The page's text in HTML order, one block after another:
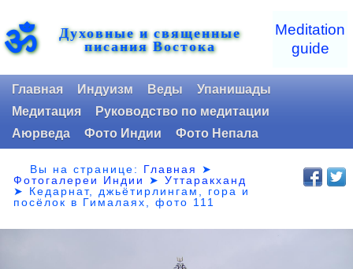
ॐ Духовные и священные
писания Востока
Meditation
guide
Главная Индуизм Веды
Упанишады
Медитация
Руководство по медитации
Аюрведа
Фото Индии Фото Непала
Вы на странице: Главная
➤
Фотогалереи Индии
➤Уттаракханд
➤ Кедарнат, джьётирлингам, гора и
посёлок в Гималаях, фото 111